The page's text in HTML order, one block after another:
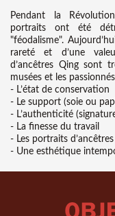
Pendant la
portraits ont été
"féodalisme".
rareté et d’une
d’ancêtres Qing sont
musées et les
- L’état de conservation
- Le support (soie ou
- L’authenticité
- La finesse du travail
- Les portraits
- Une esthétique